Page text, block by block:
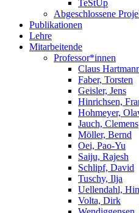
TeStUp
Abgeschlossene
Publikationen
Lehre
Mitarbeitende
Professor*innen
Claus
Faber, Torsten
Geisler, Jens
Hinrichsen,
Hohmeyer,
Jauch, Clemens
Möller, Bernd
Oei, Pao-Yu
Saiju, Rajesh
Schlipf, David
Tuschy, Ilja
Uellendahl,
Volta, Dirk